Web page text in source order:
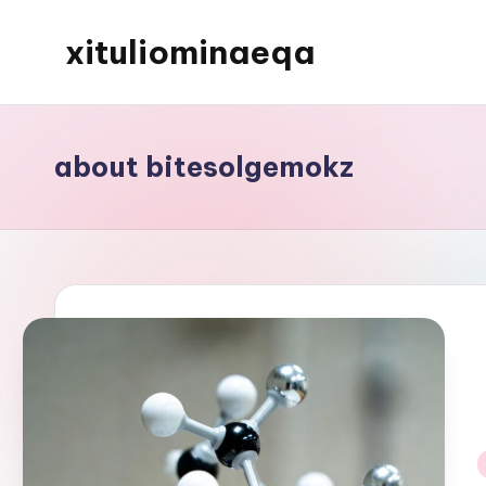
xituliominaeqa
about bitesolgemokz